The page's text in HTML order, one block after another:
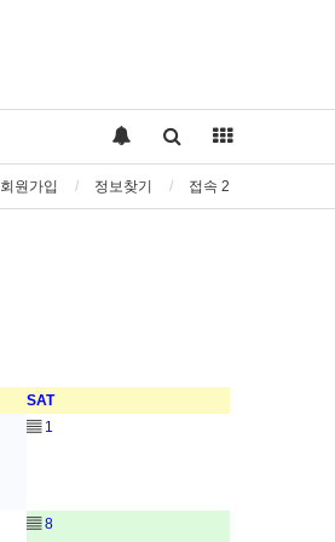
회원가입 정보찾기 접속 2
SAT
▤ 1
▤ 8